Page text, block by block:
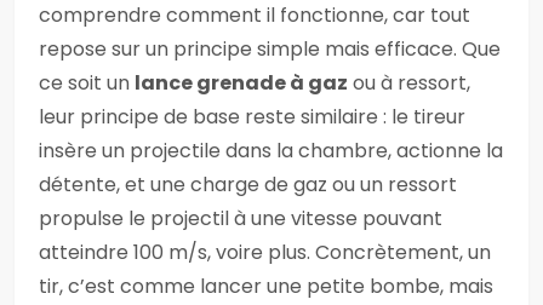
comprendre comment il fonctionne, car tout
repose sur un principe simple mais efficace. Que
ce soit un lance grenade à gaz ou à ressort,
leur principe de base reste similaire : le tireur
insère un projectile dans la chambre, actionne la
détente, et une charge de gaz ou un ressort
propulse le projectil à une vitesse pouvant
atteindre 100 m/s, voire plus. Concrètement, un
tir, c’est comme lancer une petite bombe, mais